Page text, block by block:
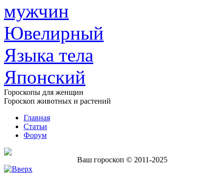
мужчин
Ювелирный
Языка тела
Японский
Гороскопы для женщин
Гороскоп животных и растений
Главная
Статьи
Форум
Ваш гороскоп © 2011-2025